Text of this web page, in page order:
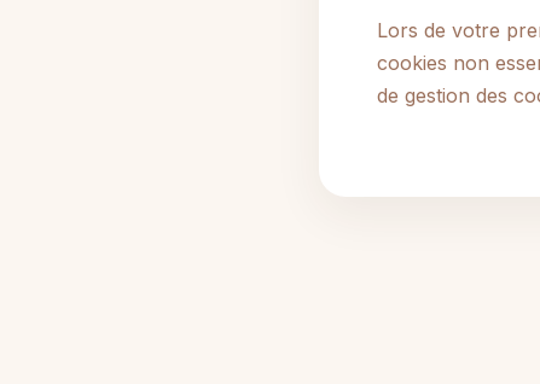
Lors de votre
cookies non
de gestion des